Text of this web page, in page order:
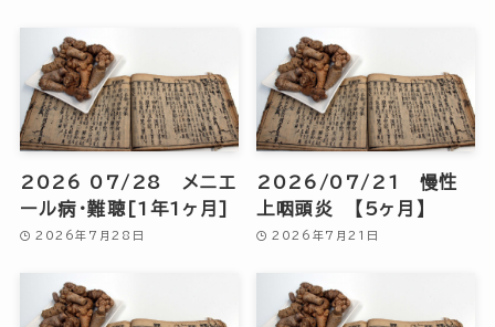
2026 07/28 メニエ
ール病・難聴[1年1ヶ月]
2026年7月28日
2026/07/21 慢性
上咽頭炎 【5ヶ月】
2026年7月21日